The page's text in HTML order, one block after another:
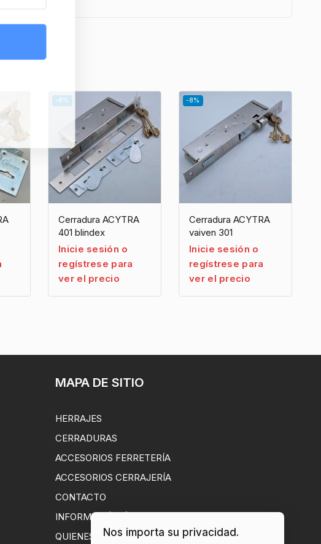
-8%
Cerradura ACYTRA
401 blindex
Inicie sesión o
regístrese para
ver el precio
-8%
Cerradura ACYTRA
vaiven 301
Inicie sesión o
regístrese para
ver el precio
MAPA DE SITIO
HERRAJES
CERRADURAS
ACCESORIOS FERRETERÍA
ACCESORIOS CERRAJERÍA
CONTACTO
INFORMACIÓN ÚTIL
QUIENES SOMOSNos importa su privacidad.